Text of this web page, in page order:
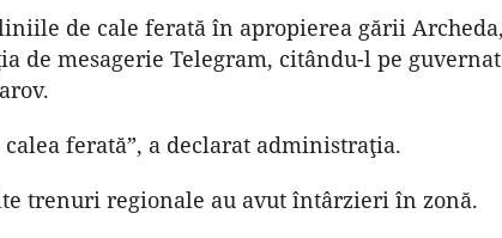
de cale ferată în apropierea gării
de mesagerie Telegram, citându-l pe
ferată”, a declarat administraţia.
trenuri regionale au avut întârzieri în zonă.